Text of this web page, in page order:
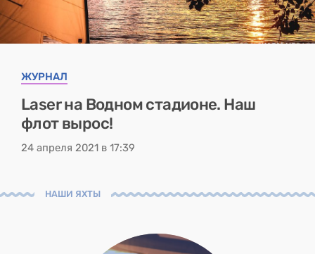
ЖУРНАЛ
Laser на Водном стадионе. Наш
флот вырос!
24 апреля 2021 в 17:39
НАШИ ЯХТЫ